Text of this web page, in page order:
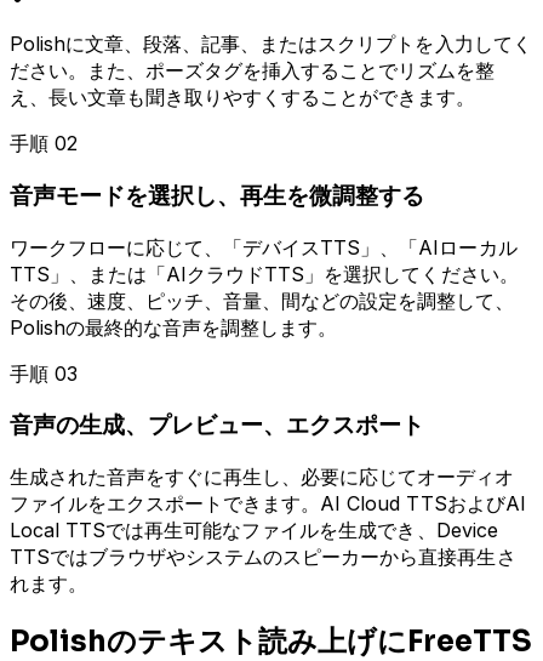
Polishに文章、段落、記事、またはスクリプトを入力してく
ださい。また、ポーズタグを挿入することでリズムを整
え、長い文章も聞き取りやすくすることができます。
手順 02
音声モードを選択し、再生を微調整する
ワークフローに応じて、「デバイスTTS」、「AIローカル
TTS」、または「AIクラウドTTS」を選択してください。
その後、速度、ピッチ、音量、間などの設定を調整して、
Polishの最終的な音声を調整します。
手順 03
音声の生成、プレビュー、エクスポート
生成された音声をすぐに再生し、必要に応じてオーディオ
ファイルをエクスポートできます。AI Cloud TTSおよびAI
Local TTSでは再生可能なファイルを生成でき、Device
TTSではブラウザやシステムのスピーカーから直接再生さ
れます。
Polishのテキスト読み上げにFreeTTS